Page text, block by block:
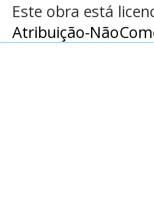
Este obra está
Atribuição-